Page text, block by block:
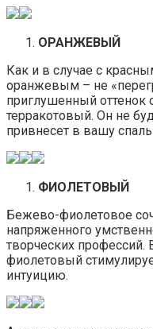
ОРАНЖЕВЫЙ
Как и в случае с
оранжевым – не
приглушенный оттенок
терракотовый. Он не
привнесет в вашу
ФИОЛЕТОВЫЙ
Бежево-фиолетовое
напряженного
творческих профессий.
фиолетовый
интуицию.